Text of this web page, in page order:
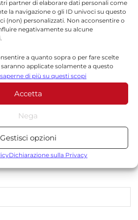
partner di elaborare dati personali come
la navigazione o gli ID univoci su questo
(non) personalizzati. Non acconsentire o
negativamente su alcune
a quanto sopra o per fare scelte
applicate solamente a questo
le impostazioni in qualsiasi momento,
utilizzando i pulsanti della Cookie
di gestione del consenso nella parte
dispositivo e/o accedervi, Misurare le
Misurare le prestazioni dei contenuti,
da fonti diverse.
di più su questi scopi
Accetta
Nega
Gestisci opzioni
Dichiarazione sulla Privacy
sarà pubblicato.
I campi